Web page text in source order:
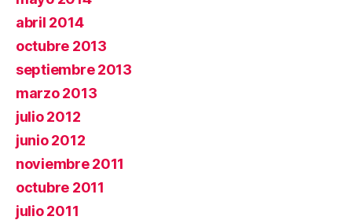
abril 2014
octubre 2013
septiembre 2013
marzo 2013
julio 2012
junio 2012
noviembre 2011
octubre 2011
julio 2011